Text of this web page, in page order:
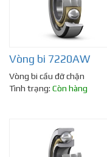
Vòng bi 7220AW
Vòng bi cầu đỡ chặn
Tình trạng: Còn hàng